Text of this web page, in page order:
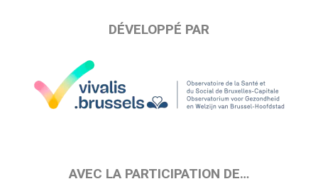
DÉVELOPPÉ PAR
AVEC LA PARTICIPATION DE…